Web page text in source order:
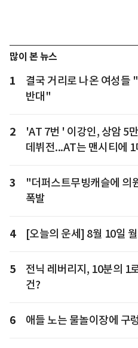
많이 본 뉴스
1
결국 거리로 나온 여성들
반대"
2
'AT 7번 ' 이강인, 상암 5
데뷔전...AT는 맨시티에 1
3
"더퍼스트무빙캐슬에 의
폭발
4 [오늘의 운세] 8월 10일
5
전닉 레버리지, 10분의 1
건?
6 애들 노는 물놀이장에 구